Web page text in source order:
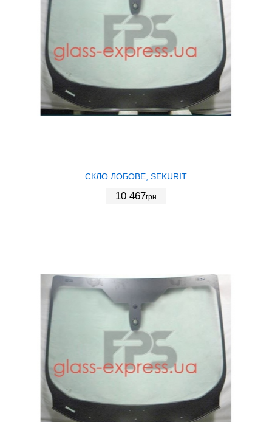
СКЛО ЛОБОВЕ, SEKURIT
10 467грн